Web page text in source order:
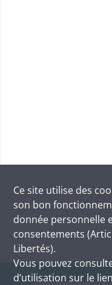
Ce site utilise des
son bon
donnée personnelle
consentements
Libertés).
Vous pouvez
d’utilisation sur le